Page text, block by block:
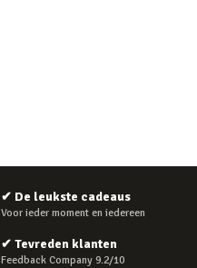
✔ De leukste cadeaus
Voor ieder moment en iedereen
✔ Tevreden klanten
Feedback Company 9.2/10